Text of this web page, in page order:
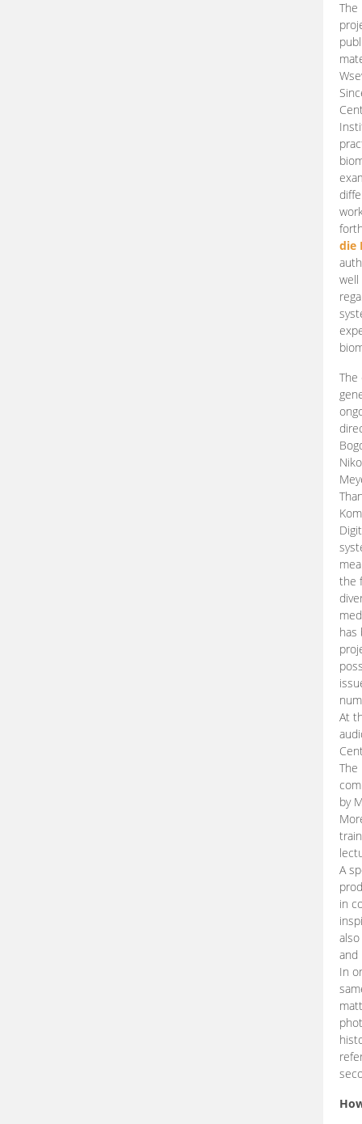
die
well
The
the
has
At
The
by
A
in
and
In